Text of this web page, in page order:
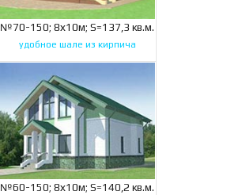
№70-150; 8х10м; S=137,3 кв.м.
удобное шале из кирпича
№60-150; 8х10м; S=140,2 кв.м.